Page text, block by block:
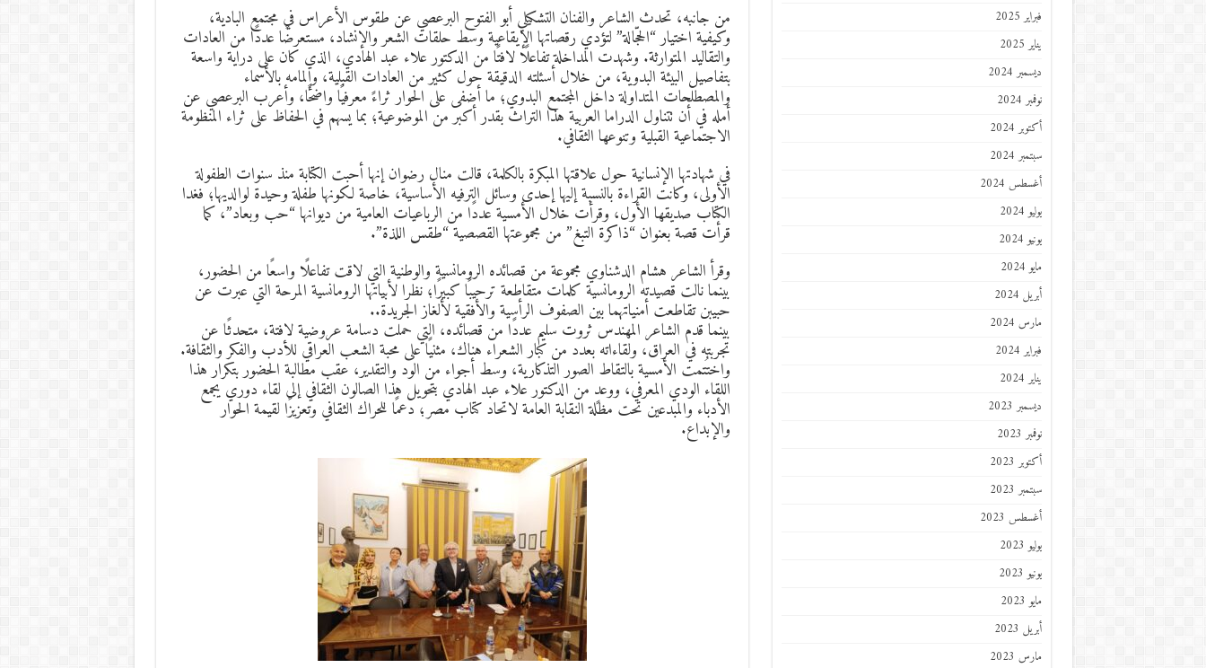
من جانبه، تحدث الشاعر والفنان التشكيلي أبو الفتوح البرعصي عن طقوس الأعراس في مجتمع البادية،
وكيفية اختيار “الحجّالة” لتؤدي رقصاتها الإيقاعية وسط حلقات الشعر والإنشاد، مستعرضًا عددًا من العادات
والتقاليد المتوارثة. وشهدت المداخلة تفاعلًا لافتًا من الدكتور علاء عبد الهادي، الذي كان على دراية واسعة
بتفاصيل البيئة البدوية، من خلال أسئلته الدقيقة حول كثير من العادات القبلية، وإلمامه بالأسماء
والمصطلحات المتداولة داخل المجتمع البدوي؛ ما أضفى على الحوار ثراءً معرفيًا واضحًا، وأعرب البرعصي عن
أمله في أن تتناول الدراما العربية هذا التراث بقدر أكبر من الموضوعية؛ بما يسهم في الحفاظ على ثراء المنظومة
الاجتماعية القبلية وتنوعها الثقافي.
في شهادتها الإنسانية حول علاقتها المبكرة بالكلمة، قالت منال رضوان إنها أحبت الكتابة منذ سنوات الطفولة
الأولى، وكانت القراءة بالنسبة إليها إحدى وسائل الترفيه الأساسية، خاصة لكونها طفلة وحيدة لوالديها؛ فغدا
الكتاب صديقها الأول، وقرأت خلال الأمسية عددًا من الرباعيات العامية من ديوانها “حب وبعاد”، كما
قرأت قصة بعنوان “ذاكرة التبغ” من مجموعتها القصصية “طقس اللذة”.
وقرأ الشاعر هشام الدشناوي مجموعة من قصائده الرومانسية والوطنية التي لاقت تفاعلًا واسعًا من الحضور،
بينما نالت قصيدته الرومانسية كلمات متقاطعة ترحيبًا كبيرًا؛ نظرا لأبياتها الرومانسية المرحة التي عبرت عن
حبيبن تقاطعت أمنياتهما بين الصفوف الرأسية والأفقية لألغاز الجريدة..
بينما قدم الشاعر المهندس ثروت سليم عددًا من قصائده، التي حملت دسامة عروضية لافتة، متحدثًا عن
تجربته في العراق، ولقاءاته بعدد من كبار الشعراء هناك، مثنيًا على محبة الشعب العراقي للأدب والفكر والثقافة.
واختُتمت الأمسية بالتقاط الصور التذكارية، وسط أجواء من الود والتقدير، عقب مطالبة الحضور بتكرار هذا
اللقاء الودي المعرفي، ووعدٍ من الدكتور علاء عبد الهادي بتحويل هذا الصالون الثقافي إلى لقاء دوري يجمع
الأدباء والمبدعين تحت مظلة النقابة العامة لاتحاد كتاب مصر؛ دعمًا للحراك الثقافي وتعزيزًا لقيمة الحوار
والإبداع.
فبراير 2025
يناير 2025
ديسمبر 2024
نوفمبر 2024
أكتوبر 2024
سبتمبر 2024
أغسطس 2024
يوليو 2024
يونيو 2024
مايو 2024
أبريل 2024
مارس 2024
فبراير 2024
يناير 2024
ديسمبر 2023
نوفمبر 2023
أكتوبر 2023
سبتمبر 2023
أغسطس 2023
يوليو 2023
يونيو 2023
مايو 2023
أبريل 2023
مارس 2023